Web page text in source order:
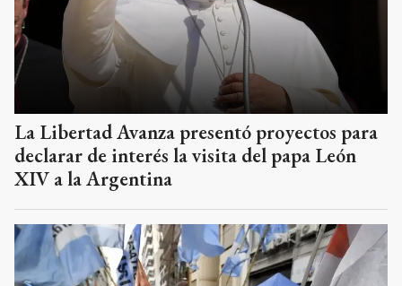
La Libertad Avanza presentó proyectos para
declarar de interés la visita del papa León
XIV a la Argentina